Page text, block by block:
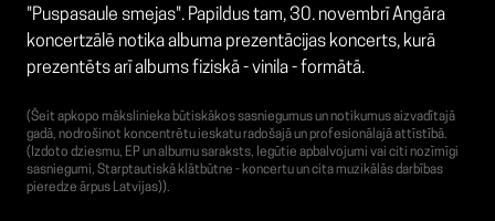
"Puspasaule smejas". Papildus tam, 30. novembrī Angāra
koncertzālē notika albuma prezentācijas koncerts, kurā
prezentēts arī albums fiziskā - vinila - formātā.
(Šeit apkopo mākslinieka būtiskākos sasniegumus un notikumus aizvadītajā
gadā, nodrošinot koncentrētu ieskatu radošajā un profesionālajā attīstībā.
(Izdoto dziesmu, EP un albumu saraksts, Iegūtie apbalvojumi vai citi nozīmīgi
sasniegumi, Starptautiskā klātbūtne - koncertu un cita muzikālās darbības
pieredze ārpus Latvijas)).